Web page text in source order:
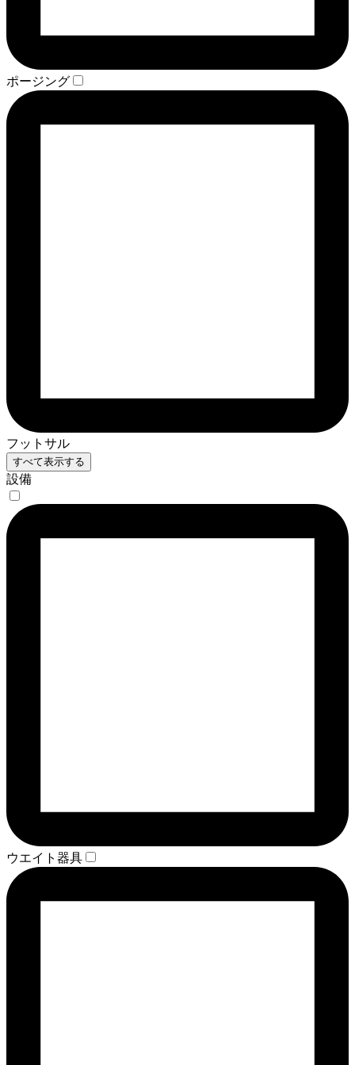
ポージング
フットサル
すべて表示する
設備
ウエイト器具